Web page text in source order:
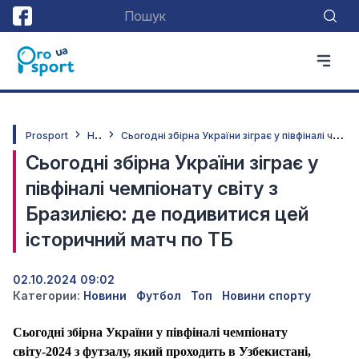
Prosport Н
овини С
ьогодні збірна України зіграє у півфіналі чемпіонату світу з Бразилією: де подивитися цей історичний матч по ТБ
Сьогодні збірна України зіграє у
півфіналі чемпіонату світу з
Бразилією: де подивитися цей
історичний матч по ТБ
02.10.2024 09:02
Категории: Новини Футбол Топ Новини спорту
Сьогодні збірна України у півфіналі чемпіонату
світу-2024 з футзалу, який проходить в Узбекистані,